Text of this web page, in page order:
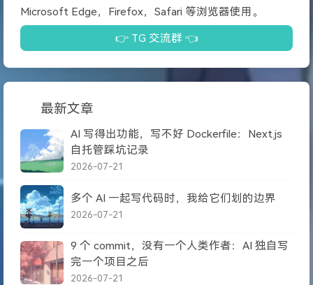
Microsoft Edge，Firefox，Safari 等浏览器使用。
👉 TG 交流群 👈
最新文章
AI 写得出功能，写不好 Dockerfile：Next.js
自托管踩坑记录
2026-07-21
多个 AI 一起写代码时，我给它们划的边界
2026-07-21
9 个 commit，没有一个人类作者：AI 独自写
完一个项目之后
2026-07-21